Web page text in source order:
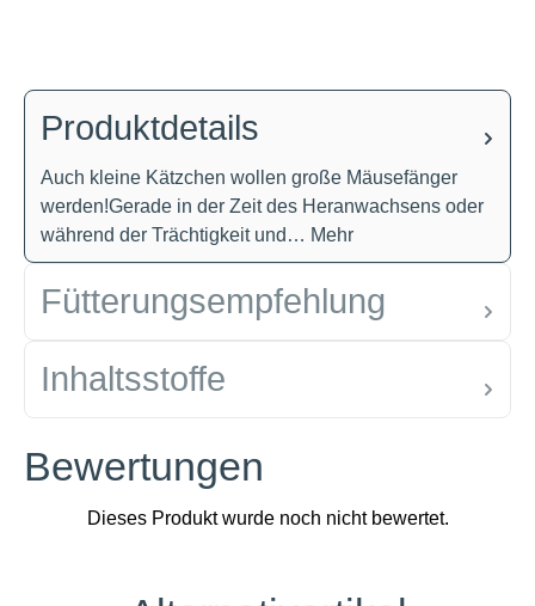
Produktdetails
Auch kleine Kätzchen wollen große Mäusefänger
werden!Gerade in der Zeit des Heranwachsens oder
während der Trächtigkeit und… Mehr
Fütterungsempfehlung
Inhaltsstoffe
Bewertungen